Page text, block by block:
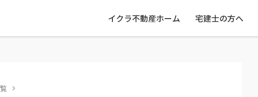
イクラ不動産ホーム 宅建士の方へ